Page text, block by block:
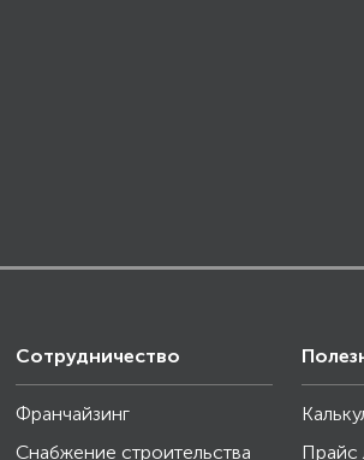
Сотрудничество
Франчайзинг
Снабжение строительства
Прайс